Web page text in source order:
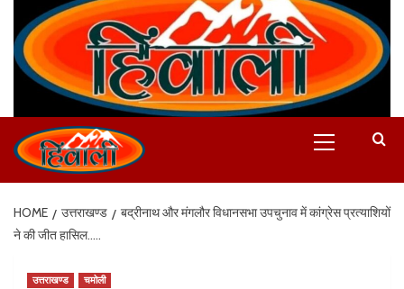
HOME उत्तराखण्ड
बद्रीनाथ और मंगलौर विधानसभा उपचुनाव में कांग्रेस प्रत्याशियों
ने की जीत हासिल…..
उत्तराखण्ड चमोली